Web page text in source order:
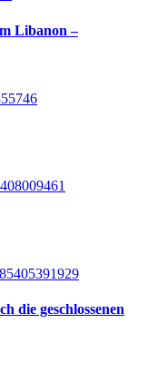
Libanon –
die geschlossenen